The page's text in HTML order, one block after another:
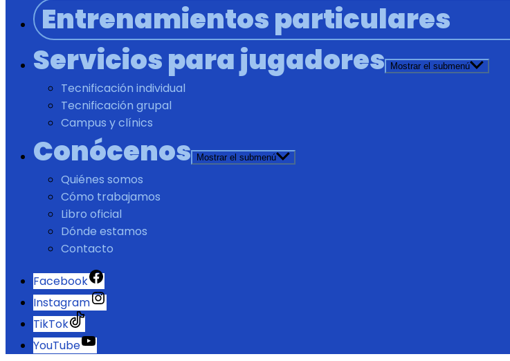
Entrenamientos particulares
Servicios para jugadores
Mostrar el submenú
Tecnificación individual
Tecnificación grupal
Campus y clínics
Conócenos Mostrar el submenú
Quiénes somos
Cómo trabajamos
Libro oficial
Dónde estamos
Contacto
Facebook
Instagram
TikTok
YouTube